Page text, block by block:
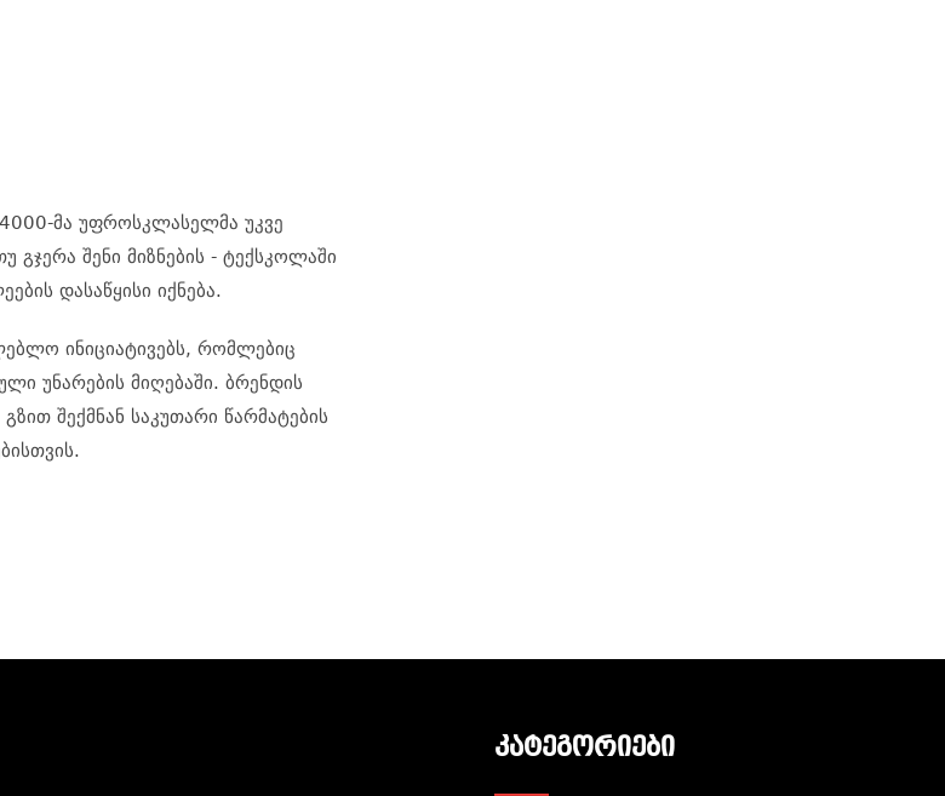
მა უფროსკლასელმა უკვე
გჯერა შენი მიზნების - ტექსკოლაში
დასაწყისი იქნება.
ინიციატივებს, რომლებიც
უნარების მიღებაში. ბრენდის
შექმნან საკუთარი წარმატების
ᲙᲐᲢᲔᲒᲝᲠᲘᲔᲑᲘ